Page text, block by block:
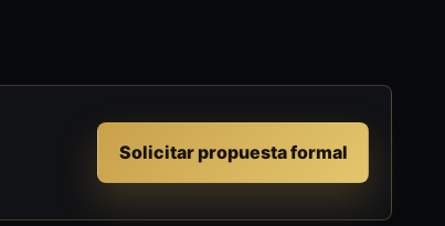
Solicitar propuesta formal